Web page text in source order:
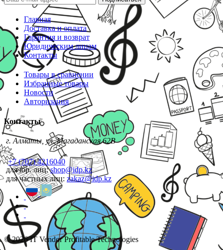
Главная
Доставка и оплата
Гарантия и возврат
Юридическим лицам
Контакты
Товары в сравнении
Избранные товары
Новости
Авторизация
Контакты
г. Алматы, ул. Магаданская 62В
+7 (707) 4216040
для юр. лиц:shop@idp.kz
для частных лиц: zakaz@idp.kz
© 2026 IT Vendor Profitable Technologies